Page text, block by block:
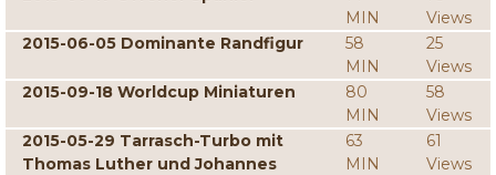
MIN
Views
2015-06-05 Dominante Randfigur
58
MIN
25
Views
2015-09-18 Worldcup Miniaturen
80
MIN
58
Views
2015-05-29 Tarrasch-Turbo mit
Thomas Luther und Johannes
63
MIN
61
Views